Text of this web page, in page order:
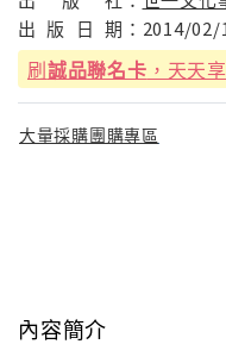
出 版 日 期： 2014/02/
刷誠品聯名卡 ，天天
大量採購團購專區
內容簡介